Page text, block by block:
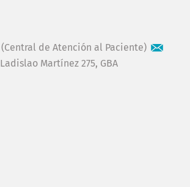
(Central de Atención al Paciente)
Ladislao Martínez 275, GBA